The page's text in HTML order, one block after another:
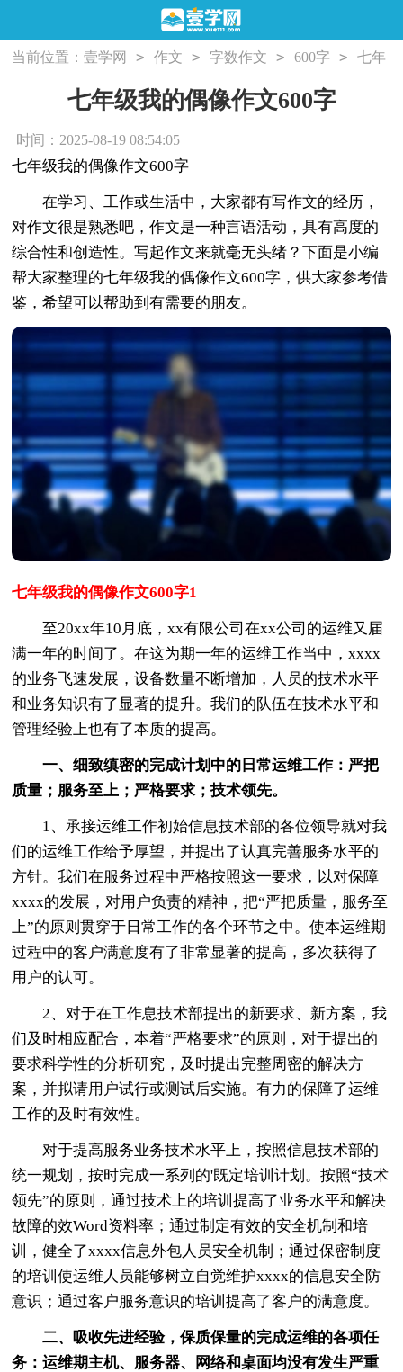
当前位置：壹学网 > 作文 > 字数作文 > 600字 >
七年
级我的偶像作文600字
七年级我的偶像作文600字
时间：2025-08-19 08:54:05
七年级我的偶像作文600字
在学习、工作或生活中，大家都有写作文的经历，
对作文很是熟悉吧，作文是一种言语活动，具有高度的
综合性和创造性。写起作文来就毫无头绪？下面是小编
帮大家整理的七年级我的偶像作文600字，供大家参考借
鉴，希望可以帮助到有需要的朋友。
七年级我的偶像作文600字1
至20xx年10月底，xx有限公司在xx公司的运维又届
满一年的时间了。在这为期一年的运维工作当中，xxxx
的业务飞速发展，设备数量不断增加，人员的技术水平
和业务知识有了显著的提升。我们的队伍在技术水平和
管理经验上也有了本质的提高。
一、细致缜密的完成计划中的日常运维工作：严把
质量； 服务至上；严格要求；技术领先。
1、承接运维工作初始信息技术部的各位领导就对我
们的运维工作给予厚望，并提出了认真完善服务水平的
方针。我们在服务过程中严格按照这一要求，以对保障
xxxx的发展，对用户负责的精神，把“严把质量，服务至
上”的原则贯穿于日常工作的各个环节之中。使本运维期
过程中的客户满意度有了非常显著的提高，多次获得了
用户的认可。
2、对于在工作息技术部提出的新要求、新方案，我
们及时相应配合，本着“严格要求”的原则，对于提出的
要求科学性的分析研究，及时提出完整周密的解决方
案，并拟请用户试行或测试后实施。有力的保障了运维
工作的及时有效性。
对于提高服务业务技术水平上，按照信息技术部的
统一规划，按时完成一系列的'既定培训计划。按照“技术
领先”的原则，通过技术上的培训提高了业务水平和解决
故障的效Word资料率；通过制定有效的安全机制和培
训，健全了xxxx信息外包人员安全机制；通过保密制度
的培训使运维人员能够树立自觉维护xxxx的信息安全防
意识；通过客户服务意识的培训提高了客户的满意度。
二、吸收先进经验，保质保量的完成运维的各项任
务：运维期主机、服务器、网络和桌面均没有发生严重